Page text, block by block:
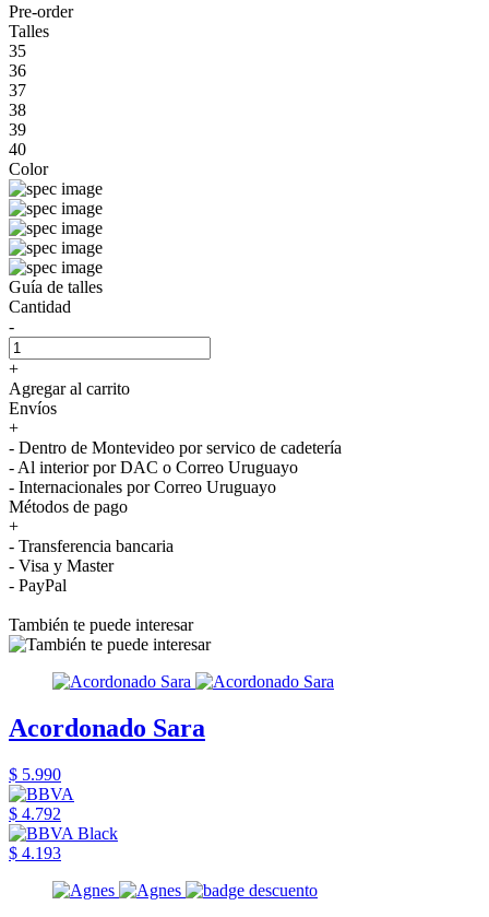
Pre-order
Talles
35
36
37
38
39
40
Color
Guía de talles
Cantidad
-
+
Agregar al carrito
Envíos
+
- Dentro de Montevideo por servico de cadetería
- Al interior por DAC o Correo Uruguayo
- Internacionales por Correo Uruguayo
Métodos de pago
+
- Transferencia bancaria
- Visa y Master
- PayPal
También te puede interesar
Acordonado Sara
$ 5.990
$ 4.792
$ 4.193